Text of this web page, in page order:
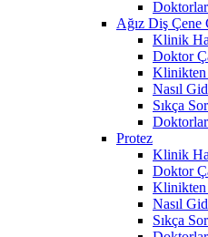
Ağız Diş Çene
Klinik
Doktor
Klinikten
Nasıl
Sıkça
Protez
Klinik
Doktor
Klinikten
Nasıl
Sıkça